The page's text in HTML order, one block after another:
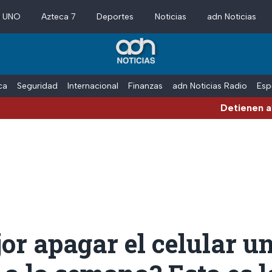
Azteca 7 Deportes Noticias adn Noticias
Seguridad Internacional Finanzas adn Noticias Radio
Detienen al
apagar el celular